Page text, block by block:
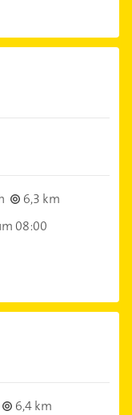
6,3 km
08:00
6,4 km